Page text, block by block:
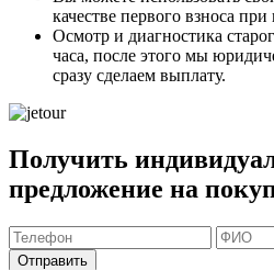
качестве первого взноса при
Осмотр и диагностика
часа, после этого мы
сразу сделаем выплату.
Получить
предложение на
Отправить